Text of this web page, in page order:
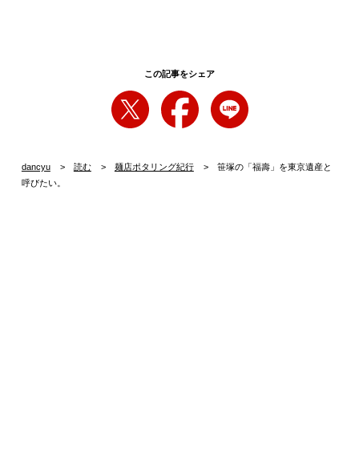
この記事をシェア
dancyu 読む 麺店ポタリング紀行
笹塚の「福壽」を東京遺産と
呼びたい。